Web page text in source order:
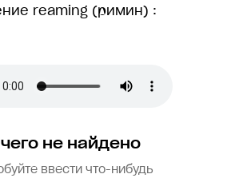
reaming (римин) :
не найдено
ввести что-нибудь